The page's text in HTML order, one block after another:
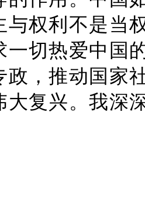
与权利不是当
一切热爱中国
政，推动国家
大复兴。我深